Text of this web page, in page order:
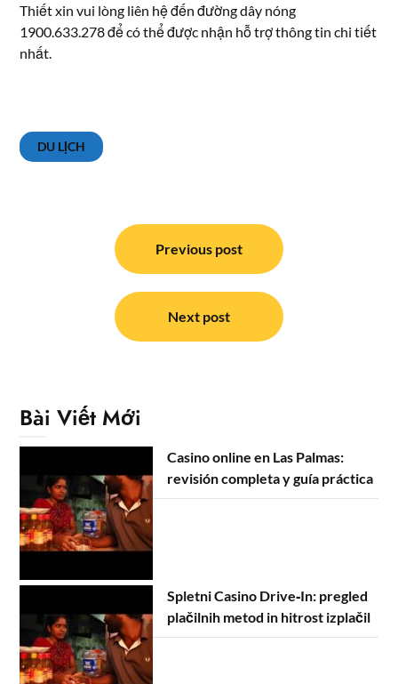
Thiết xin vui lòng liên hệ đến đường dây nóng
1900.633.278 để có thể được nhận hỗ trợ thông tin chi tiết
nhất.
DU LỊCH
Previous post
Next post
Bài Viết Mới
Casino online en Las Palmas:
revisión completa y guía práctica
Spletni Casino Drive‑In: pregled
plačilnih metod in hitrost izplačil